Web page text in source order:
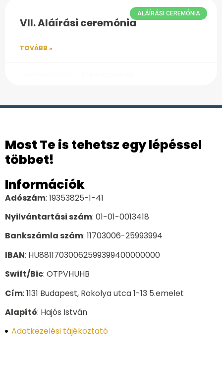
ALÁÍRÁSI CEREMÓNIA
VII. Aláírási ceremónia
TOVÁBB »
Most Te is tehetsz egy lépéssel
többet!
Információk
Adószám: 19353825-1-41
Nyilvántartási szám: 01-01-0013418
Bankszámla szám: 11703006-25993994
IBAN: HU88117030062599399400000000
Swift/Bic: OTPVHUHB
Cím: 1131 Budapest, Rokolya utca 1-13 5.emelet
Alapító: Hajós István
Adatkezelési tájékoztató